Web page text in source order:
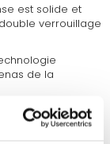
est solide et
verrouillage
de la
poids de 87g
aisée sans